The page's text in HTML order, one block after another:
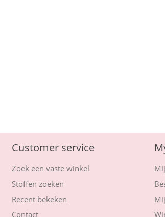
Customer service
Zoek een vaste winkel
Stoffen zoeken
Recent bekeken
Contact